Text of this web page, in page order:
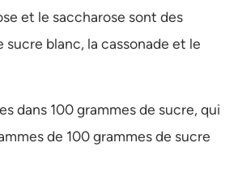
et le saccharose sont des
blanc, la cassonade et le
dans 100 grammes de sucre, qui
de 100 grammes de sucre